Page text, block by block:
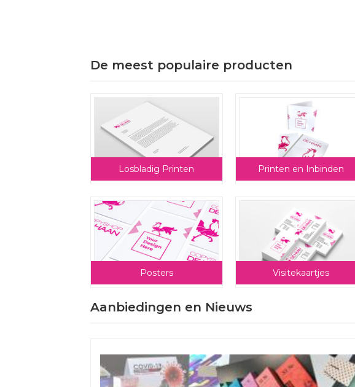
De meest populaire producten
Losbladig Printen Printen en Inbinden
Posters Visitekaartjes
Aanbiedingen en Nieuws